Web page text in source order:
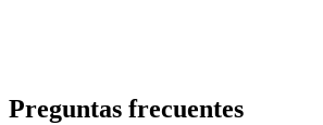
Preguntas frecuentes